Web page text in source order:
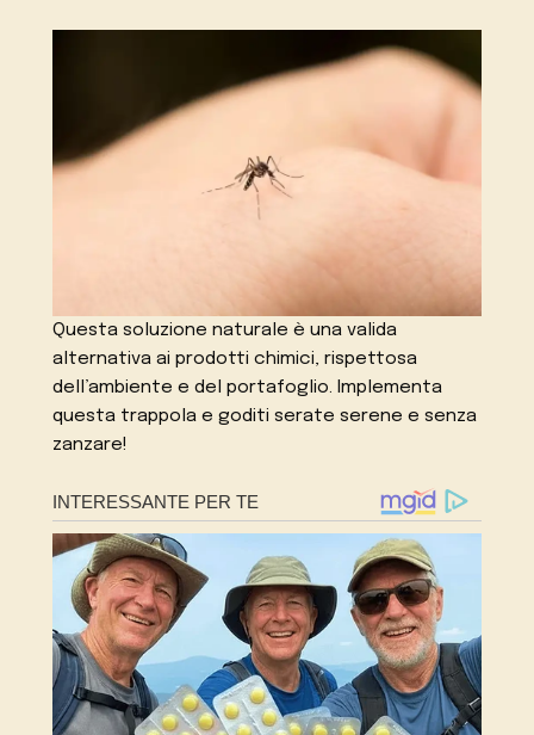
Questa soluzione naturale è una valida
alternativa ai prodotti chimici, rispettosa
dell’ambiente e del portafoglio. Implementa
questa trappola e goditi serate serene e senza
zanzare!